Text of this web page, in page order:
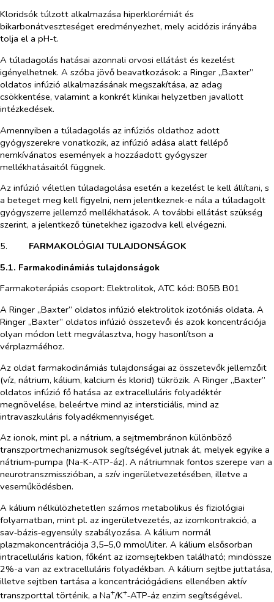
Kloridsók túlzott alkalmazása hiperklorémiát és
bikarbonátveszteséget eredményezhet, mely acidózis irányába
tolja el a pH-t.
A túladagolás hatásai azonnali orvosi ellátást és kezelést
igényelhetnek. A szóba jövő beavatkozások: a Ringer „Baxter”
oldatos infúzió alkalmazásának megszakítása, az adag
csökkentése, valamint a konkrét klinikai helyzetben javallott
intézkedések.
Amennyiben a túladagolás az infúziós oldathoz adott
gyógyszerekre vonatkozik, az infúzió adása alatt fellépő
nemkívánatos események a hozzáadott gyógyszer
mellékhatásaitól függnek.
Az infúzió véletlen túladagolása esetén a kezelést le kell állítani, s
a beteget meg kell figyelni, nem jelentkeznek-e nála a túladagolt
gyógyszerre jellemző mellékhatások. A további ellátást szükség
szerint, a jelentkező tünetekhez igazodva kell elvégezni.
5.​
FARMAKOLÓGIAI TULAJDONSÁGOK
5.1. Farmakodinámiás tulajdonságok
Farmakoterápiás csoport: Elektrolitok, ATC kód: B05B B01
A Ringer „Baxter” oldatos infúzió elektrolitok izotóniás oldata. A
Ringer „Baxter” oldatos infúzió összetevői és azok koncentrációja
olyan módon lett megválasztva, hogy hasonlítson a
vérplazmáéhoz.
Az oldat farmakodinámiás tulajdonságai az összetevők jellemzőit
(víz, nátrium, kálium, kalcium és klorid) tükrözik. A Ringer „Baxter”
oldatos infúzió fő hatása az extracelluláris folyadéktér
megnövelése, beleértve mind az intersticiális, mind az
intravaszkuláris folyadékmennyiséget.
Az ionok, mint pl. a nátrium, a sejtmembránon különböző
transzportmechanizmusok segítségével jutnak át, melyek egyike a
nátrium‑pumpa (Na-K-ATP-áz). A nátriumnak fontos szerepe van a
neurotranszmisszióban, a szív ingerületvezetésében, illetve a
veseműködésben.
A kálium nélkülözhetetlen számos metabolikus és fiziológiai
folyamatban, mint pl. az ingerületvezetés, az izomkontrakció, a
sav‑bázis‑egyensúly szabályozása. A kálium normál
plazmakoncentrációja 3,5–5,0 mmol/liter. A kálium elsősorban
intracelluláris kation, főként az izomsejtekben található; mindössze
2%-a van az extracelluláris folyadékban. A kálium sejtbe juttatása,
illetve sejtben tartása a koncentrációgádiens ellenében aktív
transzporttal történik, a Na+/K+‑ATP‑áz enzim segítségével.